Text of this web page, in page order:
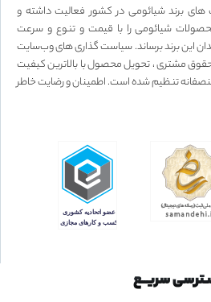
برند شیائومی در کشور فعالیت داشته و
شیائومی را با قیمت و تنوع و سرعت
این برند برساند. سیاست گذاری های وب‌سایت
به حقوق مشتری ، تحویل محصول با بالاترین کیفیت
تنظیم شده است. اطمینان و رضایت خاطر
سریــع